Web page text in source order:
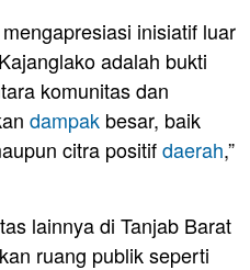
inisiatif luar
adalah bukti
komunitas dan
dampak besar, baik
citra positifdaerah,”
lainnya di Tanjab Barat
ruang publik seperti